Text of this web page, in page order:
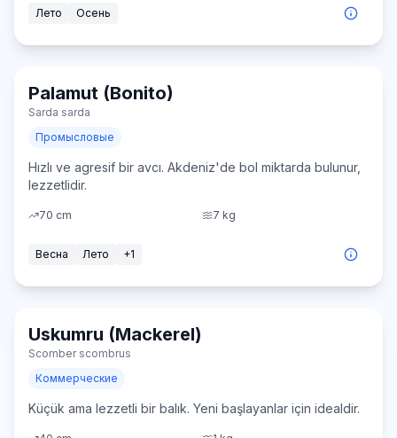
Лето Осень
Palamut (Bonito)
Sarda sarda
Промысловые
Hızlı ve agresif bir avcı. Akdeniz'de bol miktarda bulunur,
lezzetlidir.
70 cm 7 kg
Весна Лето +1
Uskumru (Mackerel)
Scomber scombrus
Коммерческие
Küçük ama lezzetli bir balık. Yeni başlayanlar için idealdir.